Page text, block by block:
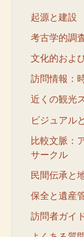
起源と建設
考古学的調
文化的およ
訪問情報：
近くの観光
ビジュアル
比較文脈：
サークル
民間伝承と
保全と遺産
訪問者ガイ